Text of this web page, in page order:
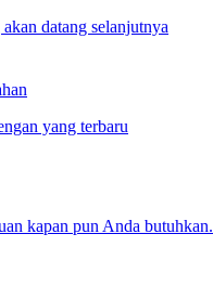
datang selanjutnya
yang terbaru
kapan pun Anda butuhkan.